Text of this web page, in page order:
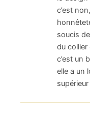
c’est
soucis
du collier
c’est un
elle a un